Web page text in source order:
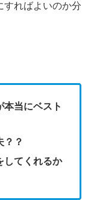
すればよいのか分
本当にベスト
？？
してくれるか